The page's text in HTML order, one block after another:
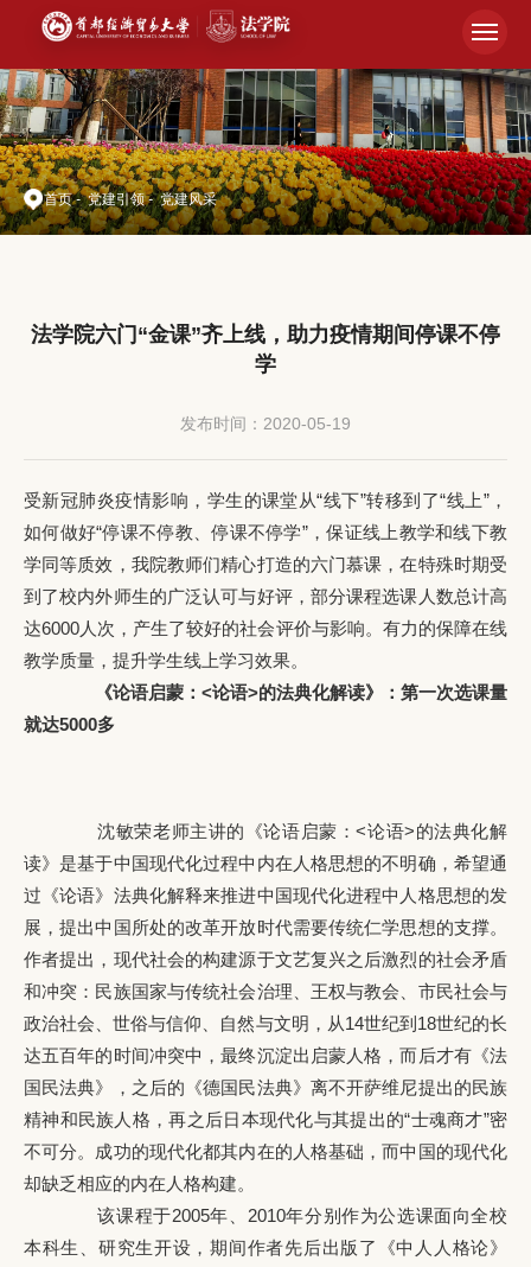
首页- 党建引领- 党建风采
法学院六门“金课”齐上线，助力疫情期间停课不停
学
发布时间：2020-05-19
受新冠肺炎疫情影响，学生的课堂从“线下”转移到了“线上”，
如何做好“停课不停教、停课不停学”，保证线上教学和线下教
学同等质效，我院教师们精心打造的六门慕课，在特殊时期受
到了校内外师生的广泛认可与好评，部分课程选课人数总计高
达6000人次，产生了较好的社会评价与影响。有力的保障在线
教学质量，提升学生线上学习效果。
《论语启蒙：<论语>的法典化解读》：第一次选课量
就达5000多
沈敏荣老师主讲的《论语启蒙：<论语>的法典化解
读》是基于中国现代化过程中内在人格思想的不明确，希望通
过《论语》法典化解释来推进中国现代化进程中人格思想的发
展，提出中国所处的改革开放时代需要传统仁学思想的支撑。
作者提出，现代社会的构建源于文艺复兴之后激烈的社会矛盾
和冲突：民族国家与传统社会治理、王权与教会、市民社会与
政治社会、世俗与信仰、自然与文明，从14世纪到18世纪的长
达五百年的时间冲突中，最终沉淀出启蒙人格，而后才有《法
国民法典》，之后的《德国民法典》离不开萨维尼提出的民族
精神和民族人格，再之后日本现代化与其提出的“士魂商才”密
不可分。成功的现代化都其内在的人格基础，而中国的现代化
却缺乏相应的内在人格构建。
该课程于2005年、2010年分别作为公选课面向全校
本科生、研究生开设，期间作者先后出版了《中人人格论》